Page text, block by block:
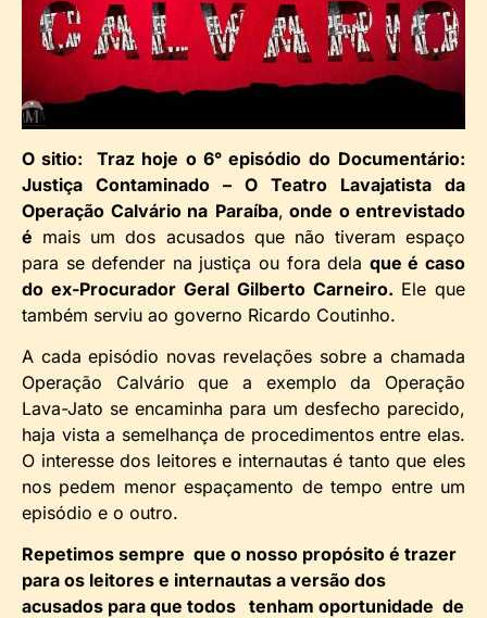
O sitio: Traz hoje o 6° episódio do Documentário:
Justiça Contaminado – O Teatro Lavajatista da
Operação Calvário na Paraíba, onde o entrevistado
é mais um dos acusados que não tiveram espaço
para se defender na justiça ou fora dela que é caso
do ex-Procurador Geral Gilberto Carneiro. Ele que
também serviu ao governo Ricardo Coutinho.
A cada episódio novas revelações sobre a chamada
Operação Calvário que a exemplo da Operação
Lava-Jato se encaminha para um desfecho parecido,
haja vista a semelhança de procedimentos entre elas.
O interesse dos leitores e internautas é tanto que eles
nos pedem menor espaçamento de tempo entre um
episódio e o outro.
Repetimos sempre que o nosso propósito é trazer
para os leitores e internautas a versão dos
acusados para que todos tenham oportunidade de